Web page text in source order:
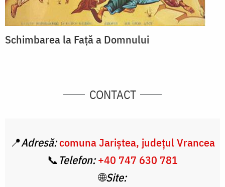
Schimbarea la Față a Domnului
CONTACT
📍Adresă:comuna Jariștea, județul Vrancea
📞 Telefon: +40 747 630 781
🌐Site: